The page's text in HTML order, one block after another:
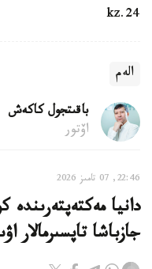
24.kz
الەم
باقىتجول كاكەش
اۆتور
22:46, 07 تامىز 2026
دانيا
جازباشا تاپسىرمالار